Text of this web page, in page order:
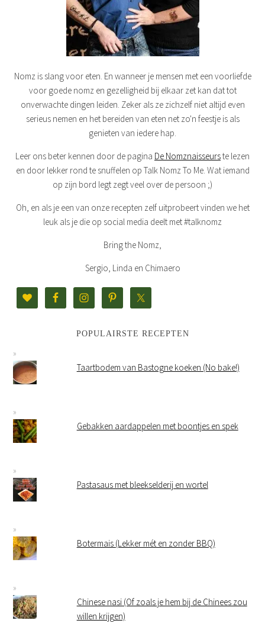
Nomz is slang voor eten. En wanneer je mensen met een voorliefde
voor goede nomz en gezelligheid bij elkaar zet kan dat tot
onverwachte dingen leiden. Zeker als ze zichzelf niet altijd even
serieus nemen en het bereiden van eten net zo'n feestje is als
genieten van iedere hap.
Leer ons beter kennen door de pagina De Nomznaisseurste lezen
en door lekker rond te snuffelen op Talk Nomz To Me. Wat iemand
op zijn bord legt zegt veel over de persoon ;)
Oh, en als je een van onze recepten zelf uitprobeert vinden we het
leuk als je die op social media deelt met #talknomz
Bring the Nomz,
Sergio, Linda en Chimaero
POPULAIRSTE RECEPTEN
Taartbodem van Bastogne koeken (No bake!)
Gebakken aardappelen met boontjes en spek
Pastasaus met bleekselderij en wortel
Botermais (Lekker mét en zonder BBQ)
Chinese nasi (Of zoals je hem bij de Chinees zou
willen krijgen)